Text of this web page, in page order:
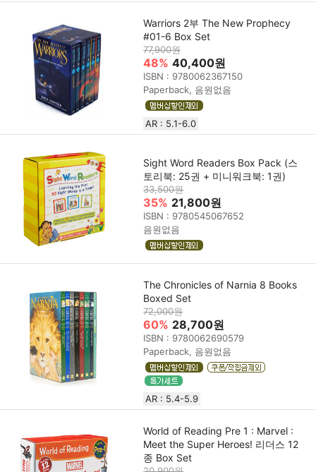
Warriors 2부 The New Prophecy
#01-6 Box Set
77,900원
48% 40,400원
ISBN : 9780062367150
Paperback, 음원없음
AR : 5.1-6.0
Sight Word Readers Box Pack (스
토리북: 25권 + 미니워크북: 1권)
33,500원
35% 21,800원
ISBN : 9780545067652
음원없음
The Chronicles of Narnia 8 Books
Boxed Set
72,000원
60% 28,700원
ISBN : 9780062690579
Paperback, 음원없음
AR : 5.4-5.9
World of Reading Pre 1 : Marvel :
Meet the Super Heroes! 리더스 12
종 Box Set